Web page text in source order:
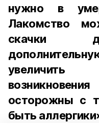
нужно в
Лакомство
скачки
осторожны с
быть